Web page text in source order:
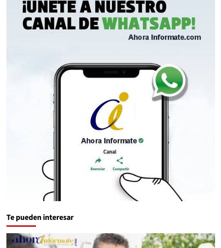
Te pueden interesar